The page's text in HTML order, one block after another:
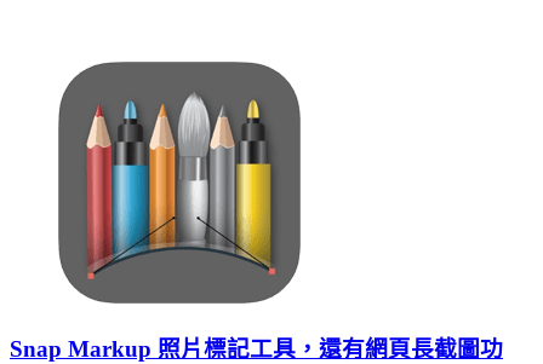
Snap Markup 照片標記工具，還有網頁長截圖功